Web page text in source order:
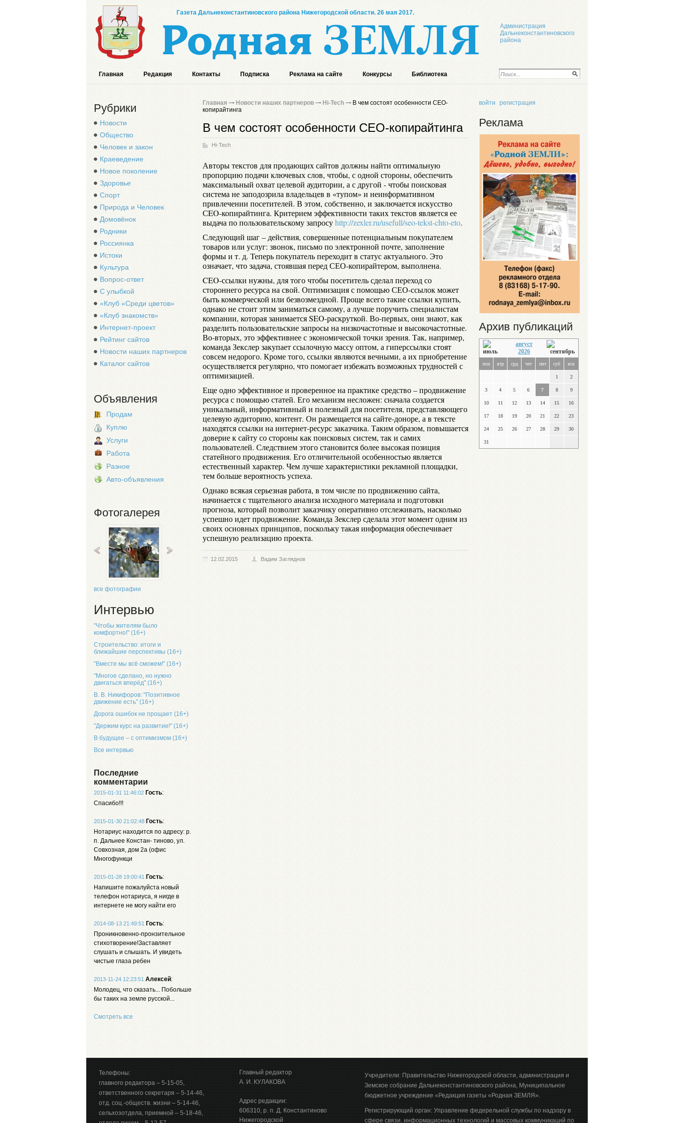
Газета Дальнеконстантиновского района Нижегородской области. 26 мая 2017.
Администрация
Дальнеконстантиновского
района
Главная Редакция Контакты Подписка Реклама на сайте Конкурсы Библиотека
Рубрики
Новости
Общество
Человек и закон
Краеведение
Новое поколение
Здоровье
Спорт
Природа и Человек
Домовёнок
Родники
Россиянка
Истоки
Культура
Вопрос-ответ
С улыбкой
«Клуб «Среди цветов»
«Клуб знакомств»
Интернет-проект
Рейтинг сайтов
Новости наших партнеров
Каталог сайтов
Объявления
Продам
Куплю
Услуги
Работа
Разное
Авто-объявления
Фотогалерея
все фотографии
Интервью
"Чтобы жителям было
комфортно!" (16+)
Строительство: итоги и
ближайшие перспективы (16+)
"Вместе мы всё сможем!" (16+)
"Многое сделано, но нужно
двигаться вперёд" (16+)
В. В. Никифоров: "Позитивное
движение есть" (16+)
Дорога ошибок не прощает (16+)
"Держим курс на развитие!" (16+)
В будущее – с оптимизмом (16+)
Все интервью
Последние
комментарии
2015-01-31 11:46:02 Гость:
Спасибо!!!
2015-01-30 21:02:48 Гость:
Нотариус находится по адресу: р.
п. Дальнее Констан- тиново, ул.
Совхозная, дом 2а (офис
Многофункци
2015-01-28 19:00:41 Гость:
Напишите пожалуйста новый
телефон нотариуса, я нигде в
интернете не могу найти его
2014-08-13 21:49:51 Гость:
Проникновенно-пронзительное
стихотворение!Заставляет
слушать и слышать. И увидеть
чистые глаза ребен
2013-11-24 12:23:51 Алексей:
Молодец, что сказать... Побольше
бы таких на земле русской...
Смотреть все
Главная Новости наших партнеров Hi-Tech
В чем состоят особенности CEO-
копирайтинга
В чем состоят особенности CEO-копирайтинга
Hi-Tech
Авторы текстов для продающих сайтов должны найти оптимальную
пропорцию подачи ключевых слов, чтобы, с одной стороны, обеспечить
максимальный охват целевой аудитории, а с другой - чтобы поисковая
система не заподозрила владельцев в «тупом» и неинформативном
привлечении посетителей. В этом, собственно, и заключается искусство
СEO-копирайтинга. Критерием эффективности таких текстов является ее
выдача по пользовательскому запросуhttp://zexler.ru/usefull/seo-tekst-chto-eto.
Следующий шаг – действия, совершенные потенциальным покупателем
товаров или услуг: звонок, письмо по электронной почте, заполнение
формы и т. д. Теперь покупатель переходит в статус актуального. Это
означает, что задача, стоявшая перед СЕО-копирайтером, выполнена.
CEO-ссылки нужны, для того чтобы посетитель сделал переход со
стороннего ресурса на свой. Оптимизация с помощью СЕО-ссылок может
быть коммерческой или безвозмездной. Проще всего такие ссылки купить,
однако не стоит этим заниматься самому, а лучше поручить специалистам
компании, которая занимается SEO-раскруткой. Во-первых, они знают, как
разделить пользовательские запросы на низкочастотные и высокочастотные.
Во-вторых, это эффективнее с экономической точки зрения. Так, например,
команда Зекслер закупает ссылочную массу оптом, а гиперссылки стоят
совсем недорого. Кроме того, ссылки являются вечными, а их приобретение
осуществляется регулярно, что помогает избежать возможных трудностей с
оптимизацией.
Еще одно эффективное и проверенное на практике средство – продвижение
ресурса с помощью статей. Его механизм несложен: сначала создается
уникальный, информативный и полезный для посетителя, представляющего
целевую аудиторию, контент. Он размещается на сайте-доноре, а в тексте
находятся ссылки на интернет-ресурс заказчика. Таким образом, повышается
доверие к сайту со стороны как поисковых систем, так и самих
пользователей. Следствием этого становится более высокая позиция
статейного продвижения. Его отличительной особенностью является
естественный характер. Чем лучше характеристики рекламной площадки,
тем больше вероятность успеха.
Однако всякая серьезная работа, в том числе по продвижению сайта,
начинается с тщательного анализа исходного материала и подготовки
прогноза, который позволит заказчику оперативно отслеживать, насколько
успешно идет продвижение. Команда Зекслер сделала этот момент одним из
своих основных принципов, поскольку такая информация обеспечивает
успешную реализацию проекта.
12.02.2015 Вадим Загляднов
войти регистрация
Реклама
Архив публикаций
август
2026
пон втр срд чет пят суб вск
1 2
3 4 5 6 7 8 9
10 11 12 13 14 15 16
17 18 19 20 21 22 23
24 25 26 27 28 29 30
31
Телефоны:
главного редактора – 5-15-05,
ответственного секретаря – 5-14-46,
отд. соц.-обществ. жизни – 5-14-46,
сельхозотдела, приемной – 5-18-46,
Главный редактор
А. И. КУЛАКОВА
Адрес редакции:
606310, р. п. Д. Константиново
Нижегородской
Учредители: Правительство Нижегородской области, администрация и
Земское собрание Дальнеконстантиновского района, Муниципальное
бюджетное учреждение «Редакция газеты «Родная ЗЕМЛЯ».
Регистрирующий орган: Управление федерельной службы по надзору в
сфере связи, информационных технологий и массовых коммуникаций по